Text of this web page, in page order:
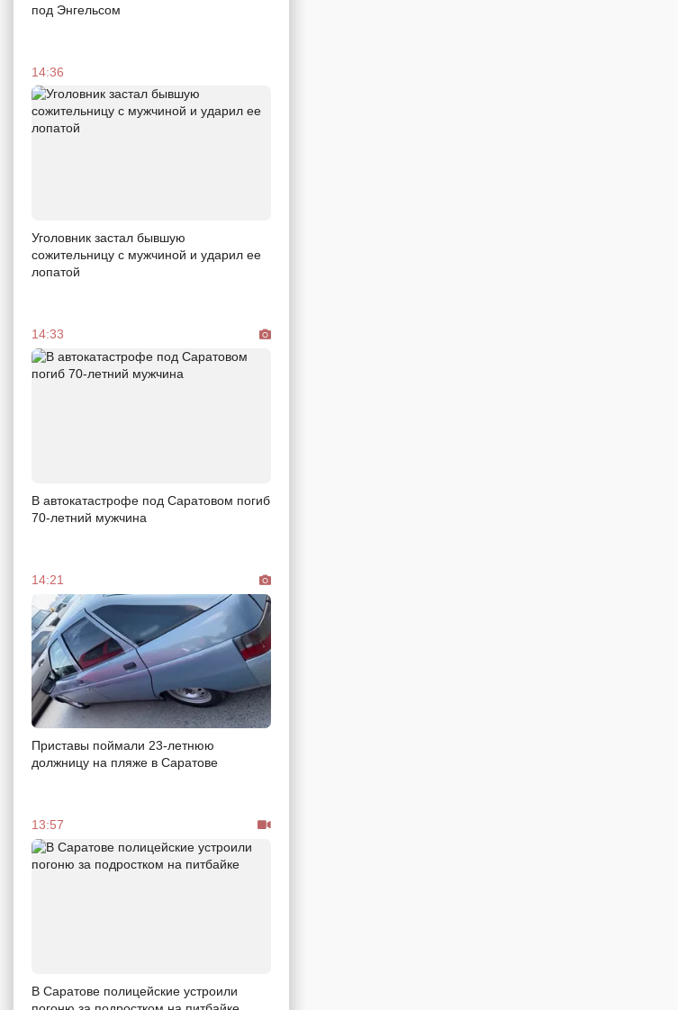
под Энгельсом
14:36
Уголовник застал бывшую
сожительницу с мужчиной и ударил ее
лопатой
14:33
В автокатастрофе под Саратовом погиб
70-летний мужчина
14:21
Приставы поймали 23-летнюю
должницу на пляже в Саратове
13:57
В Саратове полицейские устроили